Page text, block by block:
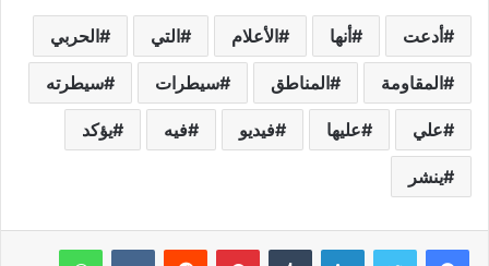
c
e
b
o
o
k
itt
er
at
s
A
p
p
ai
l
ai
l
أدعت أنها الأعلام التي الحربي
المقاومة المناطق سيطرات سيطرته
علي عليها فيديو فيه يؤكد
ينشر
لينكدإن بينتيريست واتساب